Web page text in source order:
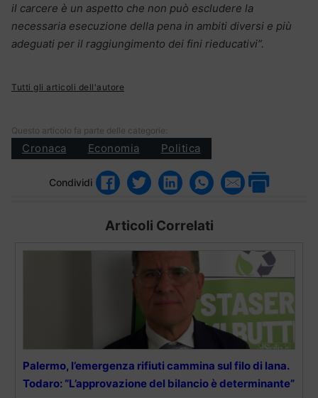
il carcere è un aspetto che non può escludere la
necessaria esecuzione della pena in ambiti diversi e più
adeguati per il raggiungimento dei fini rieducativi”.
Tutti gli articoli dell'autore
Questo articolo fa parte delle categorie:
Cronaca Economia Politica
Condividi
Articoli Correlati
Palermo, l’emergenza rifiuti cammina sul filo di lana.
Todaro: “L’approvazione del bilancio è determinante”